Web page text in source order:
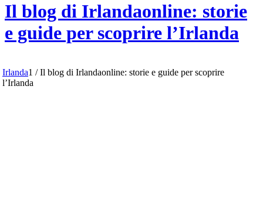
Il blog di Irlandaonline: storie
e guide per scoprire l’Irlanda
Irlanda1 / Il blog di Irlandaonline: storie e guide per scoprire
l’Irlanda